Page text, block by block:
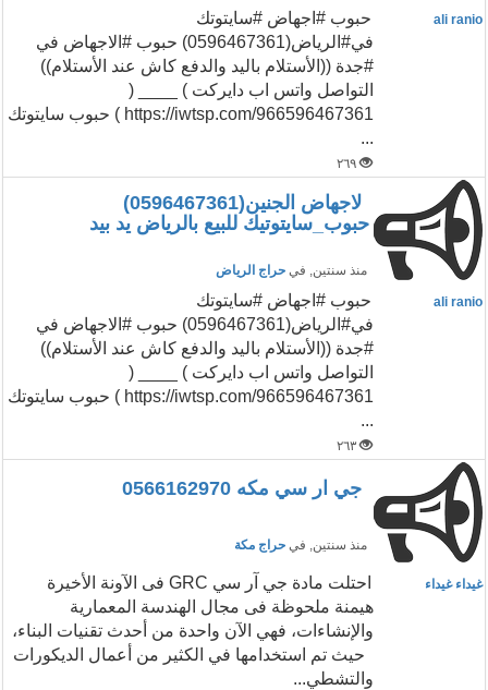
ali ranio
حبوب #اجهاض #سايتوتك
في#الرياض(0596467361) حبوب #الاجهاض في
#جدة ((الأستلام باليد والدفع كاش عند الأستلام))
التواصل واتس اب دايركت ) ____ (
https://iwtsp.com/966596467361 ) حبوب سايتوتك
...
٢٦٩
لاجهاض الجنين(0596467361)
حبوب_سايتوتيك للبيع بالرياض يد بيد
منذ سنتين, في حراج الرياض
ali ranio
حبوب #اجهاض #سايتوتك
في#الرياض(0596467361) حبوب #الاجهاض في
#جدة ((الأستلام باليد والدفع كاش عند الأستلام))
التواصل واتس اب دايركت ) ____ (
https://iwtsp.com/966596467361 ) حبوب سايتوتك
...
٢٦٣
جي ار سي مكه 0566162970
منذ سنتين, في حراج مكة
غيداء غيداء
احتلت مادة جي آر سي GRC فى الآونة الأخيرة
هيمنة ملحوظة فى مجال الهندسة المعمارية
والإنشاءات، فهي الآن واحدة من أحدث تقنيات البناء،
حيث تم استخدامها في الكثير من أعمال الديكورات
والتشطي...